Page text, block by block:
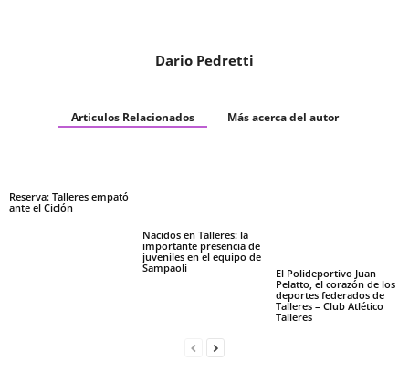
Dario Pedretti
Articulos Relacionados Más acerca del autor
Reserva: Talleres empató
ante el Ciclón
Nacidos en Talleres: la
importante presencia de
juveniles en el equipo de
Sampaoli
El Polideportivo Juan
Pelatto, el corazón de los
deportes federados de
Talleres – Club Atlético
Talleres